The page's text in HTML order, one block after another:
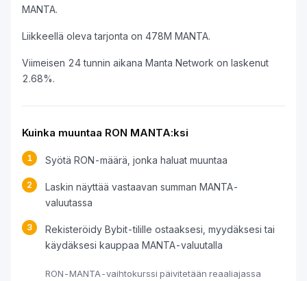
MANTA.
Liikkeellä oleva tarjonta on 478M MANTA.
Viimeisen 24 tunnin aikana Manta Network on laskenut
2.68%.
Kuinka muuntaa RON MANTA:ksi
1 Syötä RON-määrä, jonka haluat muuntaa
2
Laskin näyttää vastaavan summan MANTA-
valuutassa
3
Rekisteröidy Bybit-tilille ostaaksesi, myydäksesi tai
käydäksesi kauppaa MANTA-valuutalla
RON-MANTA-vaihtokurssi päivitetään reaaliajassa